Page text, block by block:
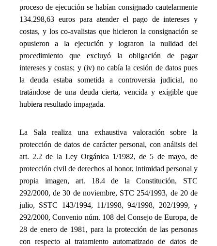
proceso de ejecución se habían consignado cautelarmente
134.298,63 euros para atender el pago de intereses y
costas, y los co-avalistas que hicieron la consignación se
opusieron a la ejecución y lograron la nulidad del
procedimiento que excluyó la obligación de pagar
intereses y costas; y (iv) no cabía la cesión de datos pues
la deuda estaba sometida a controversia judicial, no
tratándose de una deuda cierta, vencida y exigible que
hubiera resultado impagada.
La Sala realiza una exhaustiva valoración sobre la
protección de datos de carácter personal, con análisis del
art. 2.2 de la Ley Orgánica 1/1982, de 5 de mayo, de
protección civil de derechos al honor, intimidad personal y
propia imagen, art. 18.4 de la Constitución, STC
292/2000, de 30 de noviembre, STC 254/1993, de 20 de
julio, SSTC 143/1994, 11/1998, 94/1998, 202/1999, y
292/2000, Convenio núm. 108 del Consejo de Europa, de
28 de enero de 1981, para la protección de las personas
con respecto al tratamiento automatizado de datos de